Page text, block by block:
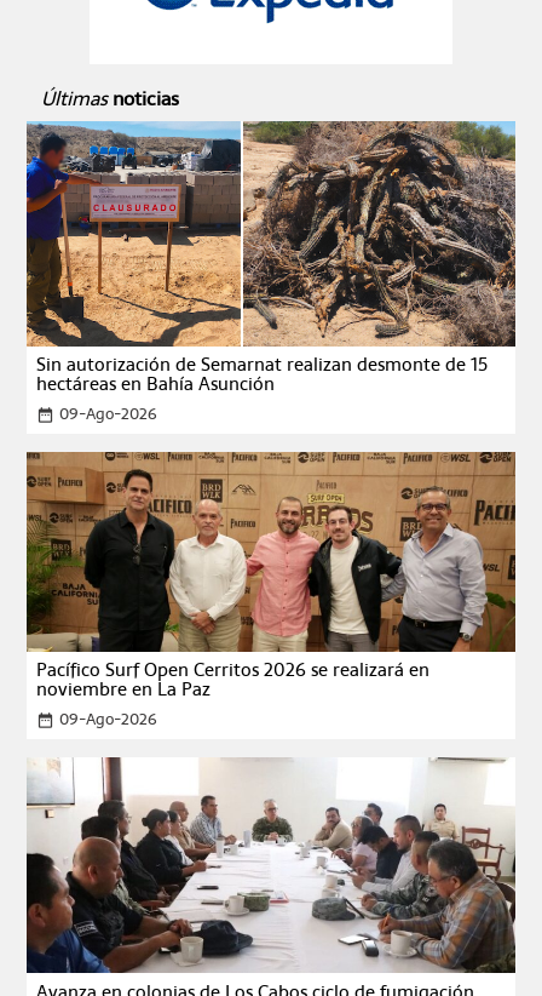
Últimas noticias
Sin autorización de Semarnat realizan desmonte de 15
hectáreas en Bahía Asunción
date_range 09-Ago-2026
Pacífico Surf Open Cerritos 2026 se realizará en
noviembre en La Paz
date_range 09-Ago-2026